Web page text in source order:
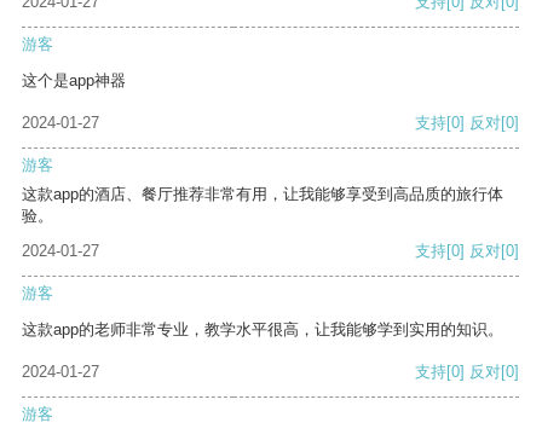
游客
这个是app神器
2024-01-27 支持[0] 反对[0]
游客
这款app的酒店、餐厅推荐非常有用，让我能够享受到高品质的旅行体
验。
2024-01-27
支持[0] 反对[0]
游客
这款app的老师非常专业，教学水平很高，让我能够学到实用的知识。
2024-01-27 支持[0] 反对[0]
游客